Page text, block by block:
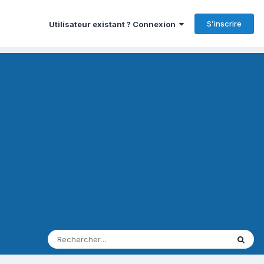
Utilisateur existant ? Connexion S’inscrire